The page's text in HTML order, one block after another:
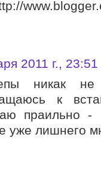
2011 г., 23:51
никак не
к
праильно -
уже лишнего